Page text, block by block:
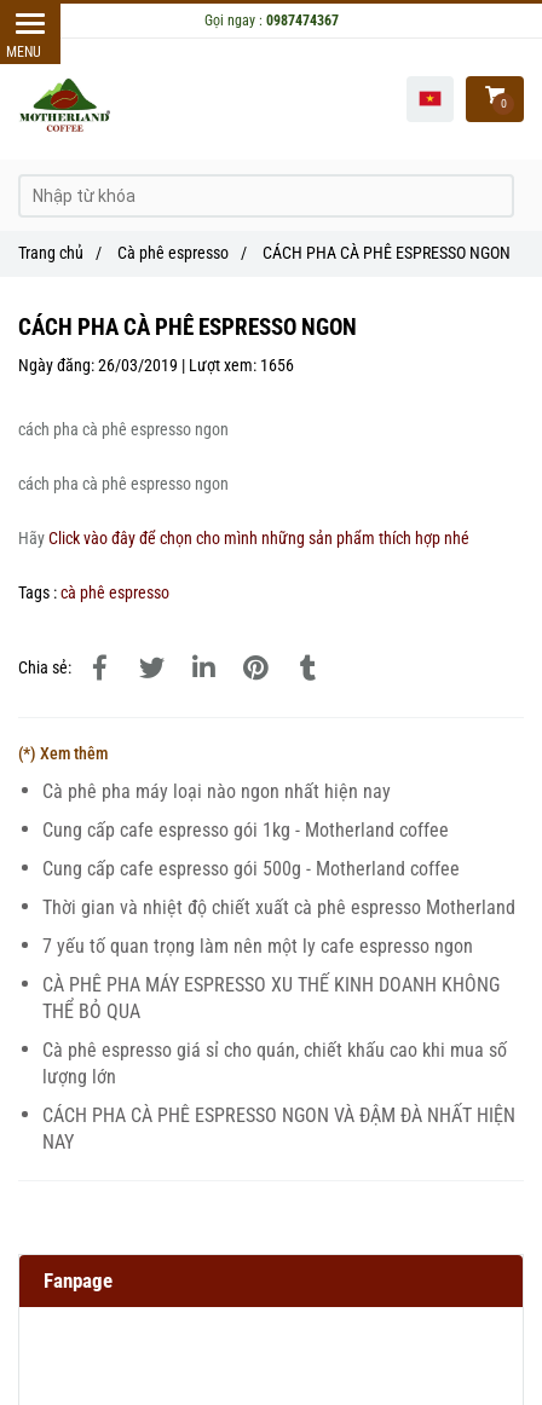
CÁCH PHA CÀ PHÊ ESPRESSO NGON
Ngày đăng:26/03/2019 | Lượt xem: 1656
cách pha cà phê espresso ngon
cách pha cà phê espresso ngon
HãyClick vào đây để chọn cho mình những sản phẩm thích hợp nhé
Tags :cà phê espresso
Chia sẻ:
(*) Xem thêm
Cà phê pha máy loại nào ngon nhất hiện nay
Cung cấp cafe espresso gói 1kg - Motherland coffee
Cung cấp cafe espresso gói 500g - Motherland coffee
Thời gian và nhiệt độ chiết xuất cà phê espresso Motherland
7 yếu tố quan trọng làm nên một ly cafe espresso ngon
CÀ PHÊ PHA MÁY ESPRESSO XU THẾ KINH DOANH KHÔNG
THỂ BỎ QUA
Cà phê espresso giá sỉ cho quán, chiết khấu cao khi mua số
lượng lớn
CÁCH PHA CÀ PHÊ ESPRESSO NGON VÀ ĐẬM ĐÀ NHẤT HIỆN
NAY
Fanpage
Trang chủ / Cà phê espresso / CÁCH PHA CÀ PHÊ ESPRESSO NGON
Gọi ngay : 0987474367
0